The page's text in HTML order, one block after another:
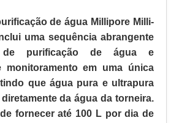
de água Millipore Milli-
uma sequência abrangente
de purificação de água e
monitoramento em uma única
que água pura e ultrapura
da água da torneira.
fornecer até 100 L por dia de